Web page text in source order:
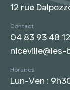
12 rue
Contact
04 83 93 48 12
Horaires
Lun-Ven :